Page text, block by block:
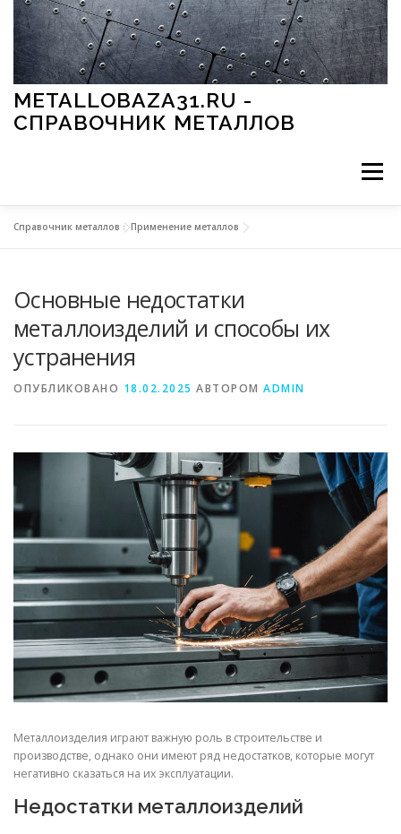
Перейти к содержимому
METALLOBAZA31.RU -
СПРАВОЧНИК МЕТАЛЛОВ
Меню
МЕТАЛЛЫ И ОКРУЖАЮЩАЯ СРЕДА
ПРИМЕНЕНИЕ МЕТАЛЛОВ
Справочник металлов »Применение металлов
Основные недостатки
металлоизделий и способы их
устранения
ОПУБЛИКОВАНО 18.02.2025 АВТОРОМ ADMIN
Металлоизделия играют важную роль в строительстве и
производстве, однако они имеют ряд недостатков, которые могут
негативно сказаться на их эксплуатации.
Недостатки металлоизделий